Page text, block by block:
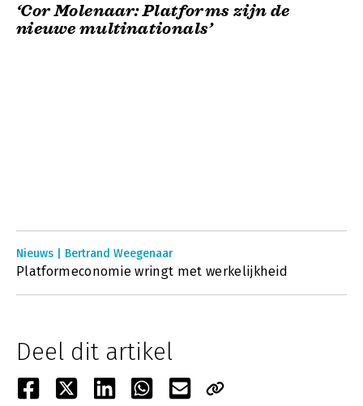
‘Cor Molenaar: Platforms zijn de
nieuwe multinationals’
Nieuws | Bertrand Weegenaar
Platformeconomie wringt met werkelijkheid
Deel dit artikel